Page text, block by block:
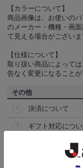
【カラーについて】
商品画像は、お使いの
のメーカー・機種・画
て見える場合がござい
【仕様について】
取り扱い商品によって
告なく変更になることが
その他
決済について
ギフト対応につい